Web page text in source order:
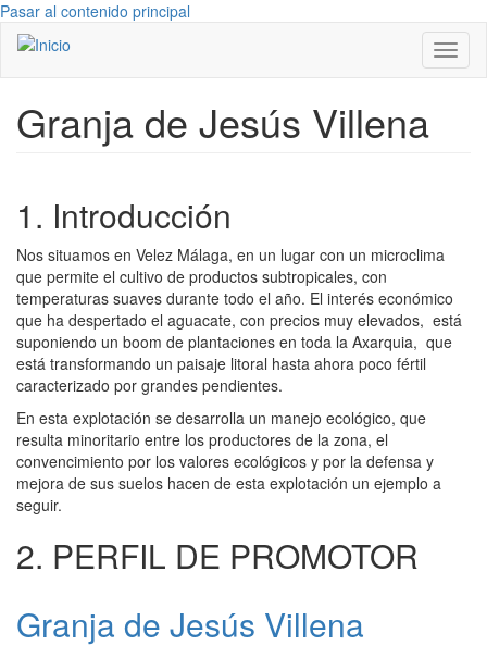
Pasar al contenido principal
Granja de Jesús Villena
1. Introducción
Nos situamos en Velez Málaga, en un lugar con un microclima
que permite el cultivo de productos subtropicales, con
temperaturas suaves durante todo el año. El interés económico
que ha despertado el aguacate, con precios muy elevados, está
suponiendo un boom de plantaciones en toda la Axarquia, que
está transformando un paisaje litoral hasta ahora poco fértil
caracterizado por grandes pendientes.
En esta explotación se desarrolla un manejo ecológico, que
resulta minoritario entre los productores de la zona, el
convencimiento por los valores ecológicos y por la defensa y
mejora de sus suelos hacen de esta explotación un ejemplo a
seguir.
2. PERFIL DE PROMOTOR
Granja de Jesús Villena